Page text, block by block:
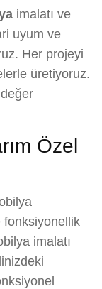
imalatı ve
uyum ve
Her projeyi
üretiyoruz.
değer
Özel
fonksiyonellik
imalatı